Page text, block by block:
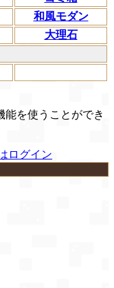
和風モダン
大理石
能を使うことができ
ログイン